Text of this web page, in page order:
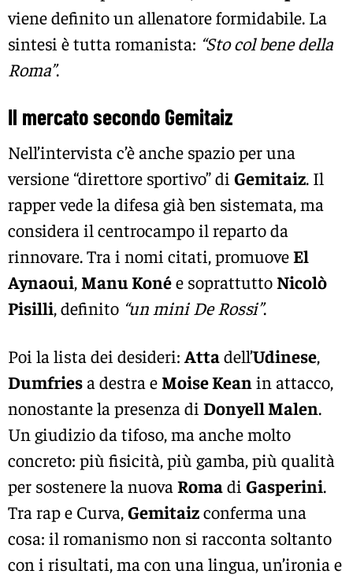
viene definito un allenatore formidabile. La
sintesi è tutta romanista: “Sto col bene della
Roma”.
Il mercato secondo Gemitaiz
Nell’intervista c’è anche spazio per una
versione “direttore sportivo” di Gemitaiz. Il
rapper vede la difesa già ben sistemata, ma
considera il centrocampo il reparto da
rinnovare. Tra i nomi citati, promuoveEl
Aynaoui, Manu Konée soprattutto Nicolò
Pisilli, definito “un mini De Rossi”.
Poi la lista dei desideri: Attadell’Udinese,
Dumfriesa destra e Moise Keanin attacco,
nonostante la presenza di Donyell Malen.
Un giudizio da tifoso, ma anche molto
concreto: più fisicità, più gamba, più qualità
per sostenere la nuova Romadi Gasperini.
Tra rap e Curva,Gemitaizconferma una
cosa: il romanismo non si racconta soltanto
con i risultati, ma con una lingua, un’ironia e